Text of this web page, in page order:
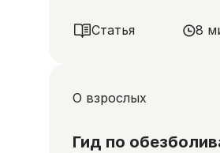
Статья 8
О взрослых
Гид по